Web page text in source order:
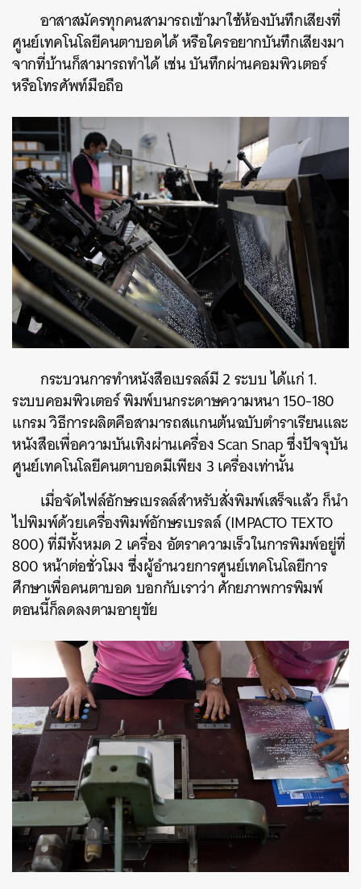
อาสาสมัครทุกคนสามารถเข้ามาใช้ห้องบันทึกเสียงที่
ศูนย์เทคโนโลยีคนตาบอดได้ หรือใครอยากบันทึกเสียงมา
จากที่บ้านก็สามารถทำได้ เช่น บันทึกผ่านคอมพิวเตอร์
หรือโทรศัพท์มือถือ
กระบวนการทำหนังสือเบรลล์มี 2 ระบบ ได้แก่ 1.
ระบบคอมพิวเตอร์ พิมพ์บนกระดาษความหนา 150-180
แกรม วิธีการผลิตคือสามารถสแกนต้นฉบับตำราเรียนและ
หนังสือเพื่อความบันเทิงผ่านเครื่อง Scan Snap ซึ่งปัจจุบัน
ศูนย์เทคโนโลยีคนตาบอดมีเพียง 3 เครื่องเท่านั้น
เมื่อจัดไฟล์อักษรเบรลล์สำหรับสั่งพิมพ์เสร็จแล้ว ก็นำ
ไปพิมพ์ด้วยเครื่องพิมพ์อักษรเบรลล์ (IMPACTO TEXTO
800) ที่มีทั้งหมด 2 เครื่อง อัตราความเร็วในการพิมพ์อยู่ที่
800 หน้าต่อชั่วโมง ซึ่งผู้อำนวยการศูนย์เทคโนโลยีการ
ศึกษาเพื่อคนตาบอด บอกกับเราว่า ศักยภาพการพิมพ์
ตอนนี้ก็ลดลงตามอายุขัย
ค้นหา
SHARE TWEET LINE EMAIL